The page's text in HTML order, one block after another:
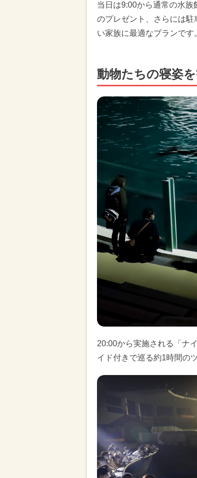
当日は9:00から通常の水族
のプレゼント、さらには
い家族に最適なプランです
動物たちの寝姿
20:00から実施される「ナ
イド付きで巡る約1時間の